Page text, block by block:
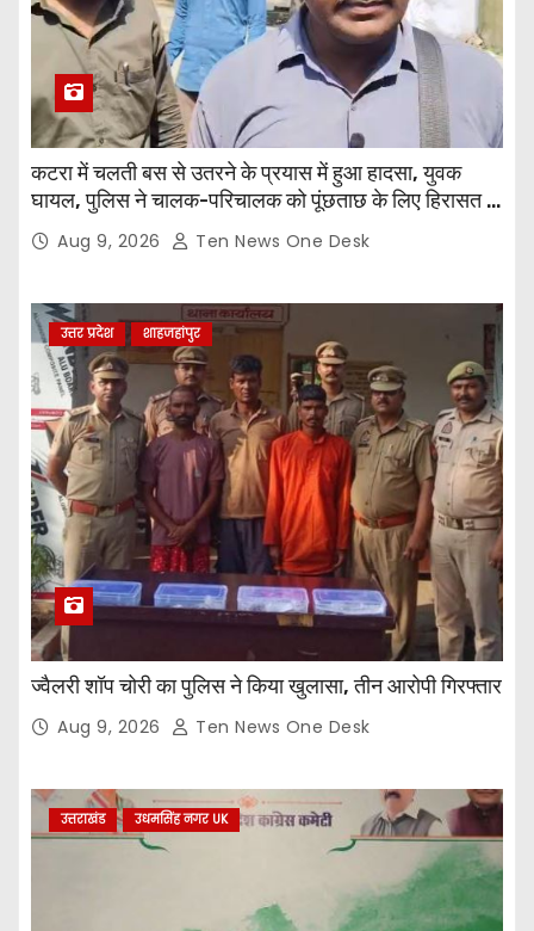
कटरा में चलती बस से उतरने के प्रयास में हुआ हादसा, युवक
घायल, पुलिस ने चालक-परिचालक को पूंछताछ के लिए हिरासत में
लियाAug 9, 2026 Ten News One Desk
उत्तर प्रदेश शाहजहांपुर
ज्वैलरी शॉप चोरी का पुलिस ने किया खुलासा, तीन आरोपी गिरफ्तार
Aug 9, 2026 Ten News One Desk
उत्तराखंड उधमसिंह नगर UK